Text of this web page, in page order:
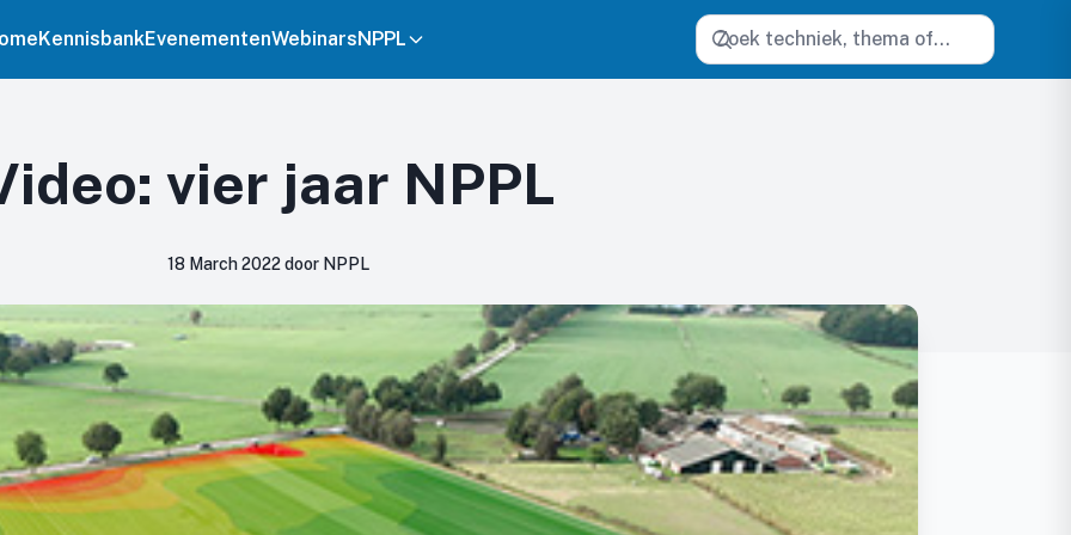
KennisbankEvenementenWebinarsNPPL Zoeken
vier jaar NPPL
18 March 2022 door NPPL